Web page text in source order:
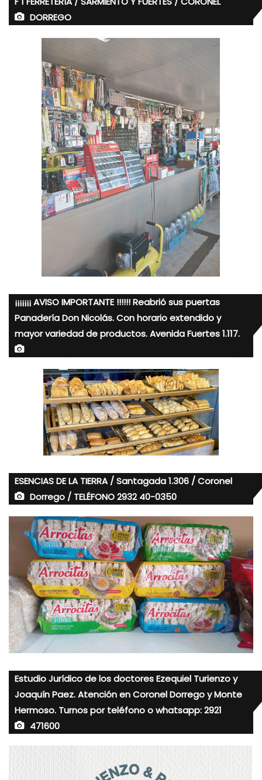
DORREGO
¡¡¡¡¡¡¡ AVISO IMPORTANTE !!!!!! Reabrió sus puertas
Panadería Don Nicolás. Con horario extendido y
mayor variedad de productos. Avenida Fuertes 1.117.
ESENCIAS DE LA TIERRA / Santagada 1.306 / Coronel
Dorrego / TELÉFONO 2932 40-0350
Estudio Jurídico de los doctores Ezequiel Turienzo y
Joaquín Paez. Atención en Coronel Dorrego y Monte
Hermoso. Turnos por teléfono o whatsapp: 2921
471600